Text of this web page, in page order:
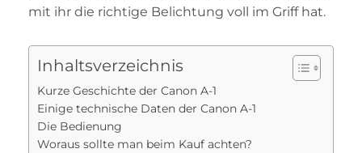
mit ihr die richtige Belichtung voll im Griff hat.
Inhaltsverzeichnis
Kurze Geschichte der Canon A-1
Einige technische Daten der Canon A-1
Die Bedienung
Woraus sollte man beim Kauf achten?